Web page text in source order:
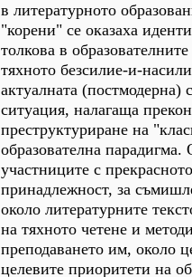
в литературното
"корени" се оказаха
толкова в
тяхното безсилие-и-
актуалната (постмодерна)
ситуация, налагаща
преструктуриране на
образователна парадигма.
участниците с
принадлежност, за
около литературните
на тяхното четене и
преподаването им, около
целевите приоритети на